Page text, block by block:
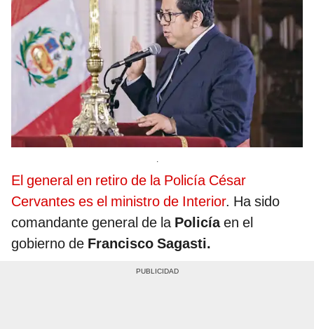
El general en retiro de la Policía César
Cervantes es el ministro de Interior. Ha sido
comandante general de la Policíaen el
gobierno de Francisco Sagasti.